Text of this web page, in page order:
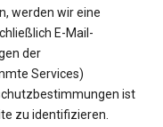
werden wir eine
E-Mail-
der
Services)
ist
zu identifizieren.